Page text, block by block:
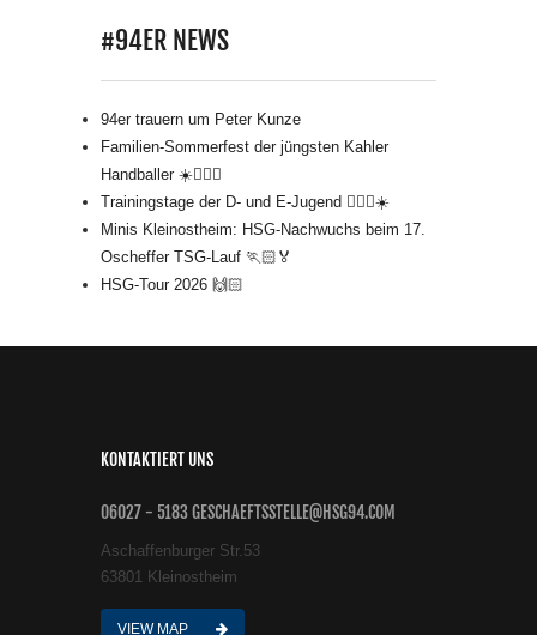
#94ER NEWS
94er trauern um Peter Kunze
Familien-Sommerfest der jüngsten Kahler
Handballer ☀️🤾🏻‍♂️
Trainingstage der D- und E-Jugend 🤾🏻‍♂️☀️
Minis Kleinostheim: HSG-Nachwuchs beim 17.
Oscheffer TSG-Lauf 🏃🏻🏅
HSG-Tour 2026 🙌🏻
KONTAKTIERT UNS
06027 - 5183 GESCHAEFTSSTELLE@HSG94.COM
Aschaffenburger Str.53
63801 Kleinostheim
VIEW MAP